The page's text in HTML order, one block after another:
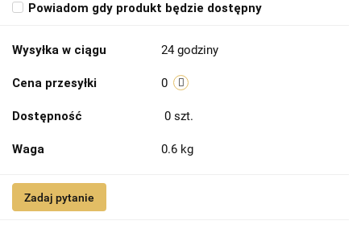
Powiadom gdy produkt będzie dostępny
Wysyłka w ciągu 24 godziny
Cena przesyłki 0
Dostępność 0 szt.
Waga 0.6 kg
Zadaj pytanie